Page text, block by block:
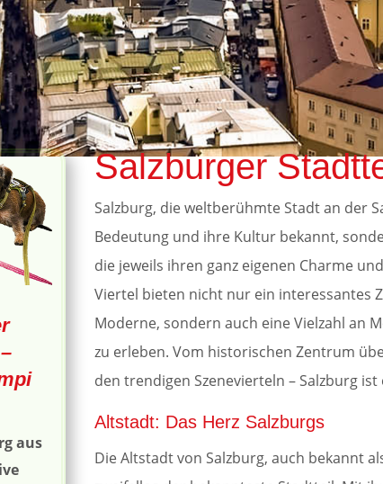
aus
Salzburger
Salzburg, die weltberühmte Stadt an der
Bedeutung und ihre Kultur bekannt,
die jeweils ihren ganz eigenen Charme
Viertel bieten nicht nur ein interessantes
Moderne, sondern auch eine Vielzahl an
zu erleben. Vom historischen Zentrum
den trendigen Szenevierteln – Salzburg
Altstadt: Das Herz Salzburgs
Die Altstadt von Salzburg, auch bekannt